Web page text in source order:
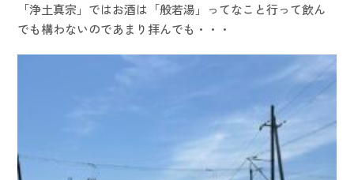
「浄土真宗」ではお酒は「般若湯」ってなこと行って飲ん
でも構わないのであまり拝んでも・・・